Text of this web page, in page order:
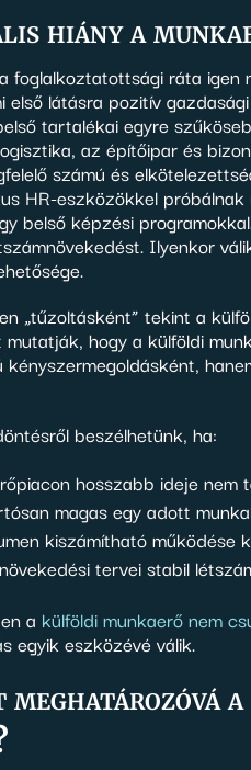
hiány a
foglalkoztatottsági ráta
első látásra pozitív
tartalékai egyre
az építőipar és
számú és
HR-eszközökkel
belső képzési
Ilyenkor
„tűzoltásként” tekint a
hogy a külföldi
kényszermegoldásként,
beszélhetünk, ha:
hosszabb ideje nem
magas egy adott
kiszámítható
tervei stabil
a külföldi munkaerő nem
egyik eszközévé válik.